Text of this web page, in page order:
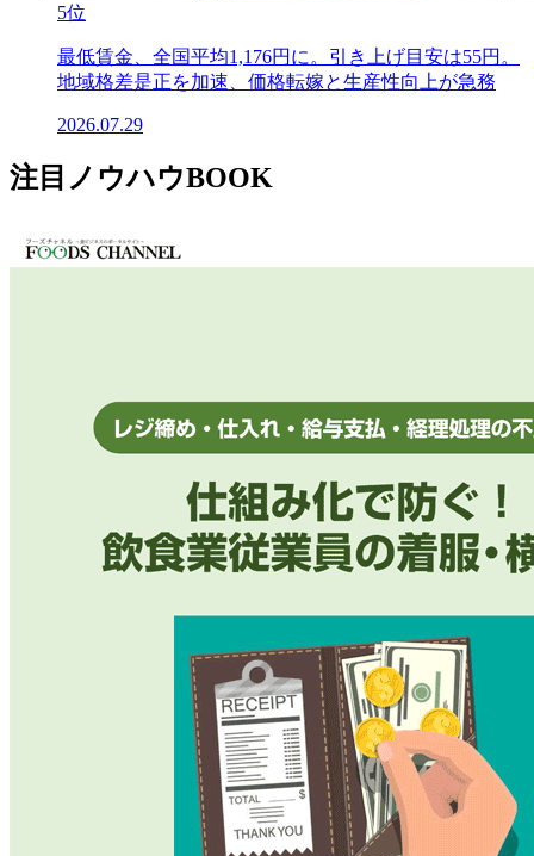
5位
最低賃金、全国平均1,176円に。引き上げ目安は55円。
地域格差是正を加速、価格転嫁と生産性向上が急務
2026.07.29
注目ノウハウBOOK